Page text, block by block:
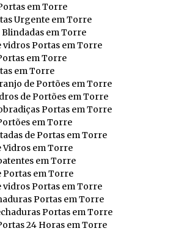
em Torre
Urgente em Torre
em Torre
vidros Portas em Torre
em Torre
em Torre
de Portões em Torre
de Portões em Torre
Portas em Torre
em Torre
de Portas em Torre
Vidros em Torre
em Torre
Portas em Torre
vidros Portas em Torre
Portas em Torre
Portas em Torre
24 Horas em Torre